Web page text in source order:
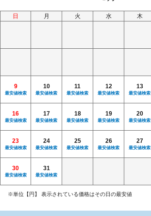
日 月 火 水 木
9
最安値検索
10
最安値検索
11
最安値検索
12
最安値検索
13
最安値検索
16
最安値検索
17
最安値検索
18
最安値検索
19
最安値検索
20
最安値検索
23
最安値検索
24
最安値検索
25
最安値検索
26
最安値検索
27
最安値検索
30
最安値検索
31
最安値検索
※単位【円】 表示されている価格はその日の最安値